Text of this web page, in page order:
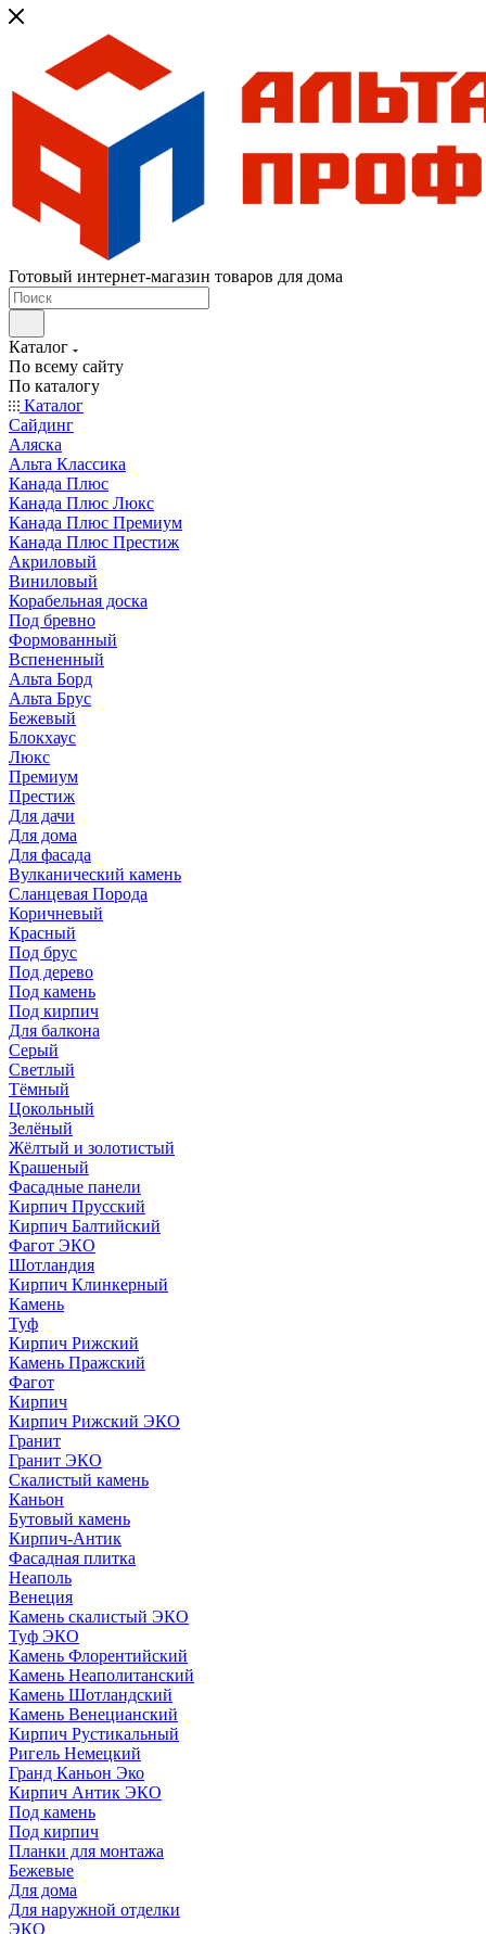
Готовый интернет-магазин товаров для дома
Каталог
По всему сайту
По каталогу
Каталог
Сайдинг
Аляска
Альта Классика
Канада Плюс
Канада Плюс Люкс
Канада Плюс Премиум
Канада Плюс Престиж
Акриловый
Виниловый
Корабельная доска
Под бревно
Формованный
Вспененный
Альта Борд
Альта Брус
Бежевый
Блокхаус
Люкс
Премиум
Престиж
Для дачи
Для дома
Для фасада
Вулканический камень
Сланцевая Порода
Коричневый
Красный
Под брус
Под дерево
Под камень
Под кирпич
Для балкона
Серый
Светлый
Тёмный
Цокольный
Зелёный
Жёлтый и золотистый
Крашеный
Фасадные панели
Кирпич Прусский
Кирпич Балтийский
Фагот ЭКО
Шотландия
Кирпич Клинкерный
Камень
Туф
Кирпич Рижский
Камень Пражский
Фагот
Кирпич
Кирпич Рижский ЭКО
Гранит
Гранит ЭКО
Скалистый камень
Каньон
Бутовый камень
Кирпич-Антик
Фасадная плитка
Неаполь
Венеция
Камень скалистый ЭКО
Туф ЭКО
Камень Флорентийский
Камень Неаполитанский
Камень Шотландский
Камень Венецианский
Кирпич Рустикальный
Ригель Немецкий
Гранд Каньон Эко
Кирпич Антик ЭКО
Под камень
Под кирпич
Планки для монтажа
Бежевые
Для дома
Для наружной отделки
ЭКO